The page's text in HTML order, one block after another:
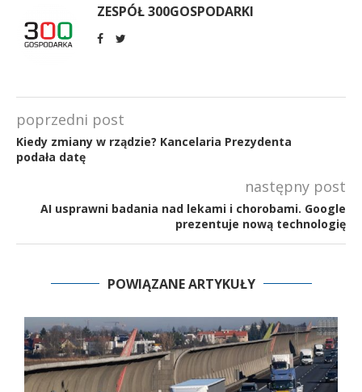
ZESPÓŁ 300GOSPODARKI
poprzedni post
Kiedy zmiany w rządzie? Kancelaria Prezydenta
podała datę
następny post
AI usprawni badania nad lekami i chorobami. Google
prezentuje nową technologię
POWIĄZANE ARTYKUŁY